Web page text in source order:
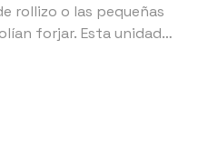
rollizo o las pequeñas
forjar. Esta unidad
del tejido